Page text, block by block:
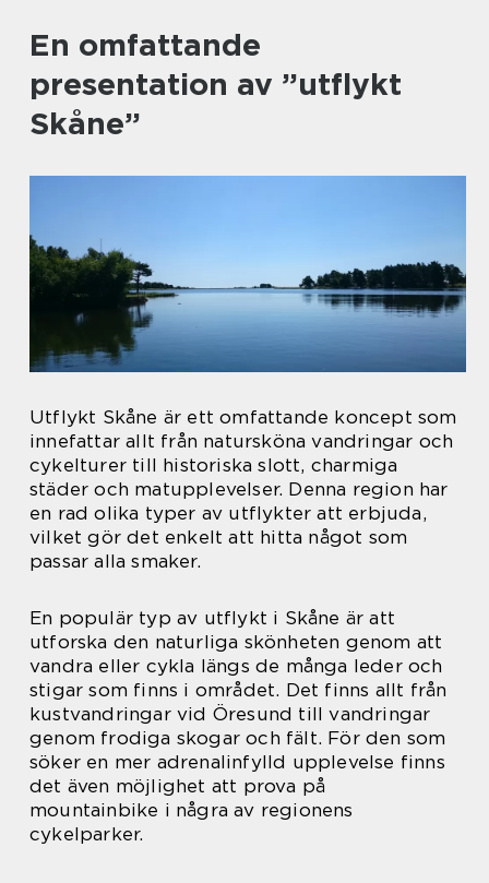
En omfattande
presentation av ”utflykt
Skåne”
Utflykt Skåne är ett omfattande koncept som
innefattar allt från natursköna vandringar och
cykelturer till historiska slott, charmiga
städer och matupplevelser. Denna region har
en rad olika typer av utflykter att erbjuda,
vilket gör det enkelt att hitta något som
passar alla smaker.
En populär typ av utflykt i Skåne är att
utforska den naturliga skönheten genom att
vandra eller cykla längs de många leder och
stigar som finns i området. Det finns allt från
kustvandringar vid Öresund till vandringar
genom frodiga skogar och fält. För den som
söker en mer adrenalinfylld upplevelse finns
det även möjlighet att prova på
mountainbike i några av regionens
cykelparker.